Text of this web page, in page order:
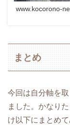
www.kocorono-
まとめ
今回は自分軸を
ました。かなり
け以下にまとめて